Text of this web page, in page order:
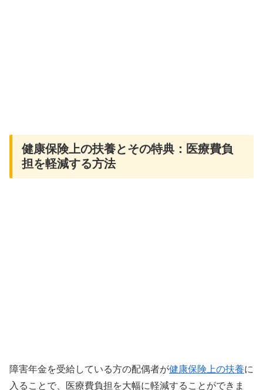
健康保険上の扶養とその特典：医療費負
担を軽減する方法
障害年金を受給している方の配偶者が健康保険上の扶養に
入ることで、医療費負担を大幅に軽減することができま